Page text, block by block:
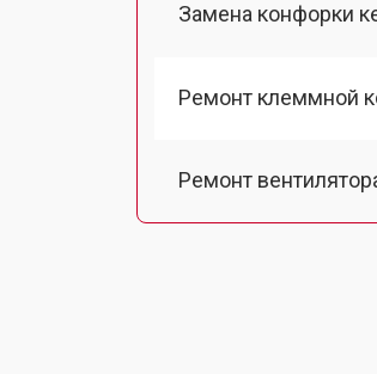
Замена конфорки
Ремонт клеммной
Ремонт